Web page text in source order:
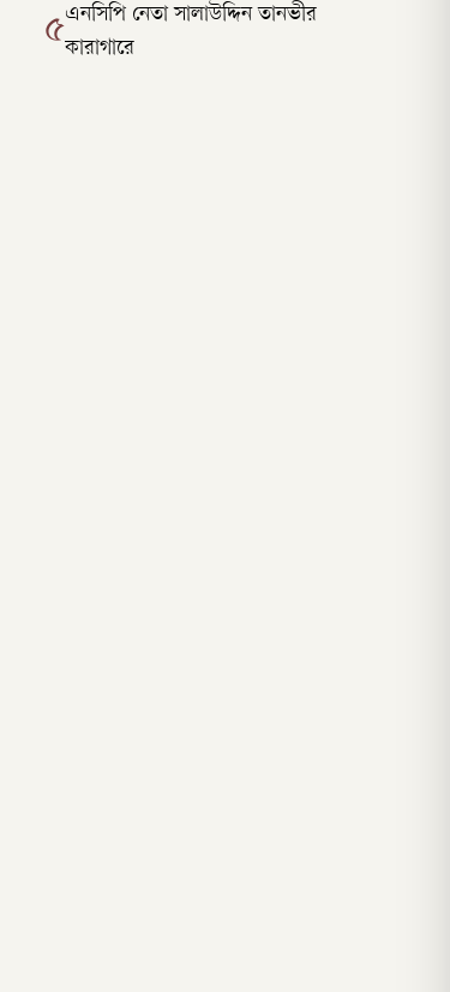
৫এনসিপি নেতা সালাউদ্দিন তানভীর
কারাগারে